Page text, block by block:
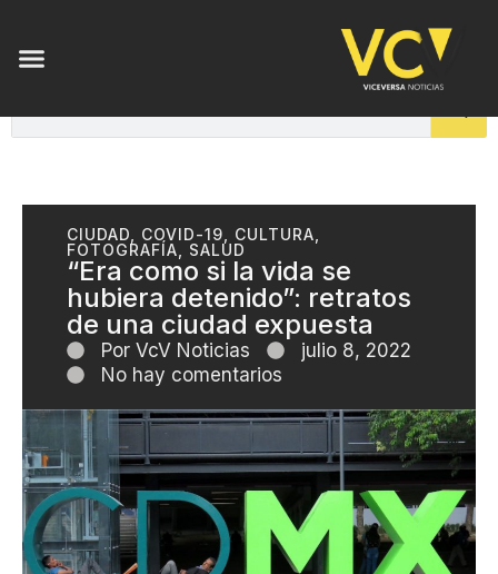
CIUDAD COVID-19 CULTURA
FOTOGRAFÍA
SALUD
“Era como si la vida se
hubiera detenido”: retratos
de una ciudad expuesta
Por VcV Noticias
julio 8, 2022
No hay comentarios